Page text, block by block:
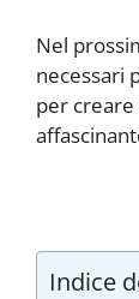
Nel
necessari
per
Indice